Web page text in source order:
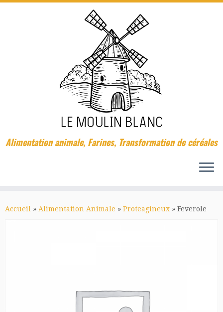
Passer
Alimentation animale, Farines, Transformation de céréales
Accueil » Alimentation Animale » Proteagineux » Feverole